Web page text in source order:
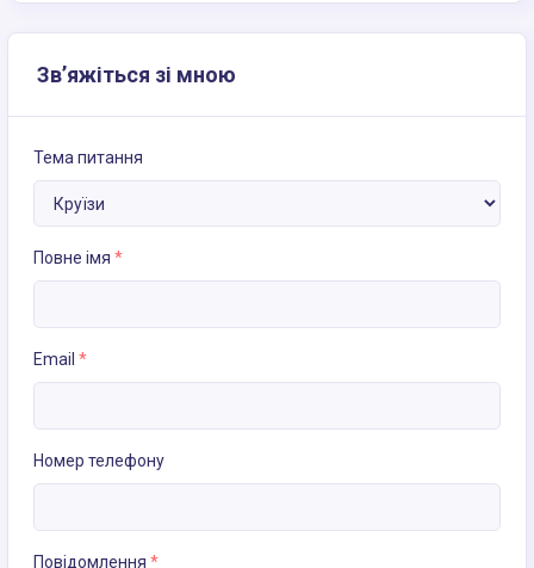
Зв’яжіться зі мною
Тема питання
Повне імя *
Email *
Номер телефону
Повідомлення *